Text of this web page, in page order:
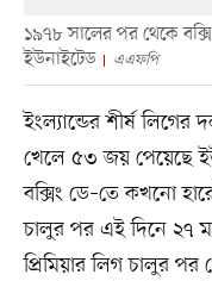
১৯৭৮ সালের পর থেকে
ইউনাইটেড
এএফপি
ইংল্যান্ডের শীর্ষ
খেলে ৫৩ জয় পেয়েছে
বক্সিং ডে–তে কখনো
চালুর পর এই দিনে ২৭
প্রিমিয়ার লিগ চালুর